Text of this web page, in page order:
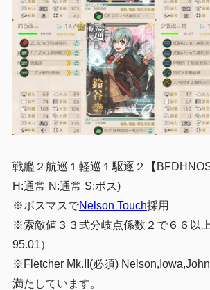
戦艦２航巡１軽巡１駆逐２【
H:通常 N:通常 S:ボス)
※ボスマスでNelson Touch採用
※索敵値３３式分岐点係数２で６６以
95.01）
※Fletcher Mk.II(必須)
満たしています。